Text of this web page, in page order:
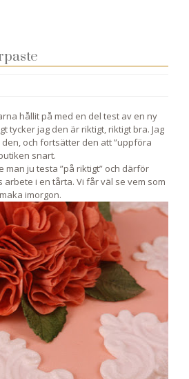
hållit på med en del test av en ny
tycker jag den är riktigt, riktigt bra. Jag
och fortsätter den att ”uppföra
snart.
man ju testa ”på riktigt” och därför
i en tårta. Vi får väl se vem som
imorgon.